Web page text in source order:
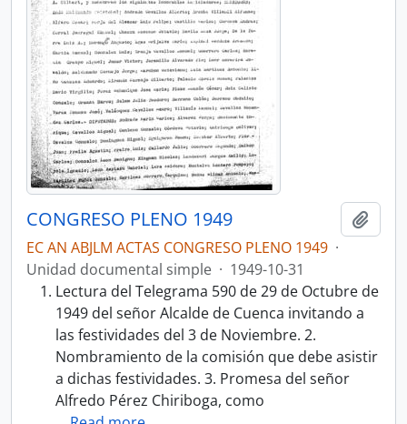
CONGRESO PLENO 1949
EC AN ABJLM ACTAS CONGRESO PLENO 1949 ·
Unidad documental simple · 1949-10-31
Lectura del Telegrama 590 de 29 de Octubre de
1949 del señor Alcalde de Cuenca invitando a
las festividades del 3 de Noviembre. 2.
Nombramiento de la comisión que debe asistir
a dichas festividades. 3. Promesa del señor
Alfredo Pérez Chiriboga, como